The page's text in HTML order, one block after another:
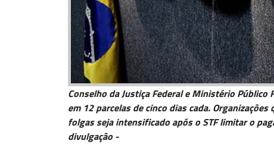
Conselho da Justiça Federal e Ministério
em 12 parcelas de cinco dias cada.
folgas seja intensificado após o STF limitar o
divulgação -